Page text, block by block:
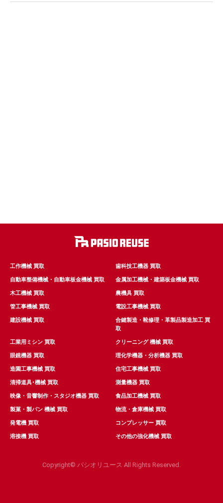
工作機械 買取 歯科技工機器 買取
自動車整備機械・自動車板金機械 買取 金属加工機械・建築板金機械 買取
木工機械 買取 農機具 買取
管工事機械 買取 電設工事機械 買取
建設機械 買取
合鍵製造・靴修理・革製品製造加工 買
取
工業用ミシン 買取 クリーニング 機械 買取
眼鏡機器 買取 理化学機器・分析機器 買取
造園工事機械 買取 住宅工事機械 買取
清掃道具･機械 買取 測量機器 買取
映像・音響制作・スタジオ機器 買取 食品加工機械 買取
製菓・製パン 機械 買取 物流・倉庫機械 買取
発電機 買取 コンプレッサー 買取
溶接機 買取 その他の強化機械 買取
Copyright© パシオリユース All Rights Reserved.